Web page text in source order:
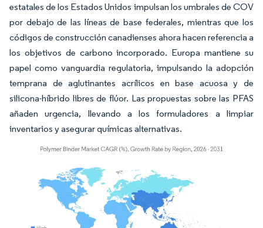
estatales de los Estados Unidos impulsan los umbrales de COV
por debajo de las líneas de base federales, mientras que los
códigos de construcción canadienses ahora hacen referencia a
los objetivos de carbono incorporado. Europa mantiene su
papel como vanguardia regulatoria, impulsando la adopción
temprana de aglutinantes acrílicos en base acuosa y de
silicona-híbrido libres de flúor. Las propuestas sobre las PFAS
añaden urgencia, llevando a los formuladores a limpiar
inventarios y asegurar químicas alternativas.